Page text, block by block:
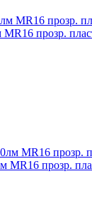
прозр.
прозр.